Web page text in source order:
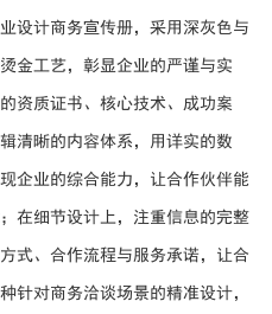
设计商务宣传册，采用深灰色与
金工艺，彰显企业的严谨与实
资质证书、核心技术、成功案
清晰的内容体系，用详实的数
企业的综合能力，让合作伙伴能
在细节设计上，注重信息的完整
式、合作流程与服务承诺，让合
针对商务洽谈场景的精准设计，